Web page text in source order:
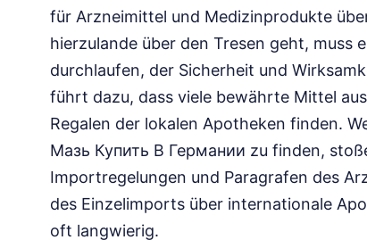
für Arzneimittel und Medizinprodukte
hierzulande über den Tresen geht, muss
durchlaufen, der Sicherheit und
führt dazu, dass viele bewährte Mittel
Regalen der lokalen Apotheken finden.
Мазь Купить В Германии zu finden,
Importregelungen und Paragrafen des
des Einzelimports über internationale
oft langwierig.